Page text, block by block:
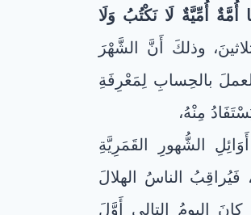
أُمَّةٌ أُمِّيَّةٌ لَا نَكْتُبُ وَلَا
وذلكَ أَنَّ الشَّهْرَ
بالحِسابِ لِمَعْرِفَةِ
مِنْهُ،
الشُّهورِ القَمَرِيَّةِ
فَيُراقِبُ الناسُ الهلالَ
اليومُ التالي أَوَّلَ